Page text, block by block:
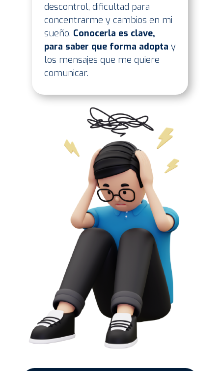
descontrol, dificultad para
concentrarme y cambios en mi
sueño. Conocerla es clave,
para saber que forma adopta y
los mensajes que me quiere
comunicar.